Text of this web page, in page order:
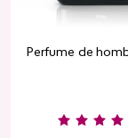
Perfume de